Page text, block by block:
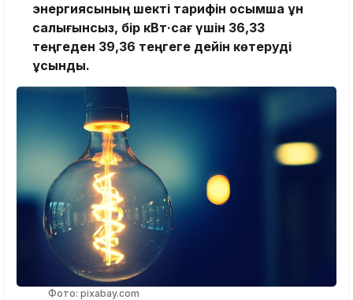
энергиясының шекті тарифін қосымша құн
салығынсыз, бір кВт·сағ үшін 36,33
теңгеден 39,36 теңгеге дейін көтеруді
ұсынды.
Фото: pixabay.com